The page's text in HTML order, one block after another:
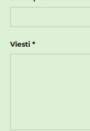
Viesti